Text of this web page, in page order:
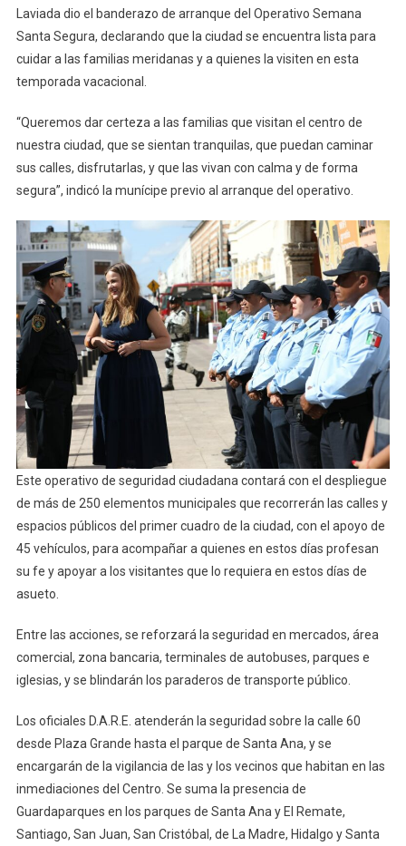
Garantiza
Tranquilidad
Laviada dio el banderazo de arranque del Operativo Semana
Santa Segura, declarando que la ciudad se encuentra lista para
cuidar a las familias meridanas y a quienes la visiten en esta
temporada vacacional.
“Queremos dar certeza a las familias que visitan el centro de
nuestra ciudad, que se sientan tranquilas, que puedan caminar
sus calles, disfrutarlas, y que las vivan con calma y de forma
segura”, indicó la munícipe previo al arranque del operativo.
Este operativo de seguridad ciudadana contará con el despliegue
de más de 250 elementos municipales que recorrerán las calles y
espacios públicos del primer cuadro de la ciudad, con el apoyo de
45 vehículos, para acompañar a quienes en estos días profesan
su fe y apoyar a los visitantes que lo requiera en estos días de
asueto.
Entre las acciones, se reforzará la seguridad en mercados, área
comercial, zona bancaria, terminales de autobuses, parques e
iglesias, y se blindarán los paraderos de transporte público.
Los oficiales D.A.R.E. atenderán la seguridad sobre la calle 60
desde Plaza Grande hasta el parque de Santa Ana, y se
encargarán de la vigilancia de las y los vecinos que habitan en las
inmediaciones del Centro. Se suma la presencia de
Guardaparques en los parques de Santa Ana y El Remate,
Santiago, San Juan, San Cristóbal, de La Madre, Hidalgo y Santa